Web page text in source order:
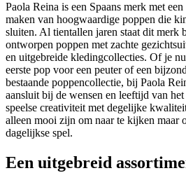
Paola Reina is een Spaans merk met
maken van hoogwaardige poppen die
sluiten. Al tientallen jaren staat dit merk
ontworpen poppen met zachte
en uitgebreide kledingcollecties. Of je
eerste pop voor een peuter of een
bestaande poppencollectie, bij Paola
aansluit bij de wensen en leeftijd van
speelse creativiteit met degelijke
alleen mooi zijn om naar te kijken maar
dagelijkse spel.
Een uitgebreid